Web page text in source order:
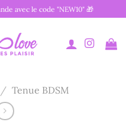
avec le code "NEW10" 🎁
/ Tenue BDSM